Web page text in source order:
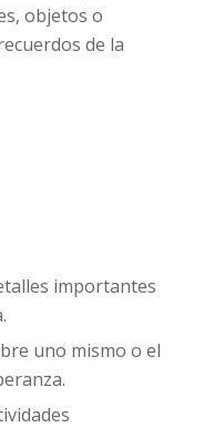
objetos o
de la
importantes
uno mismo o el